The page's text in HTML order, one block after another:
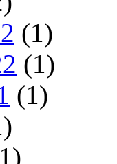
(1)
(1)
(1)